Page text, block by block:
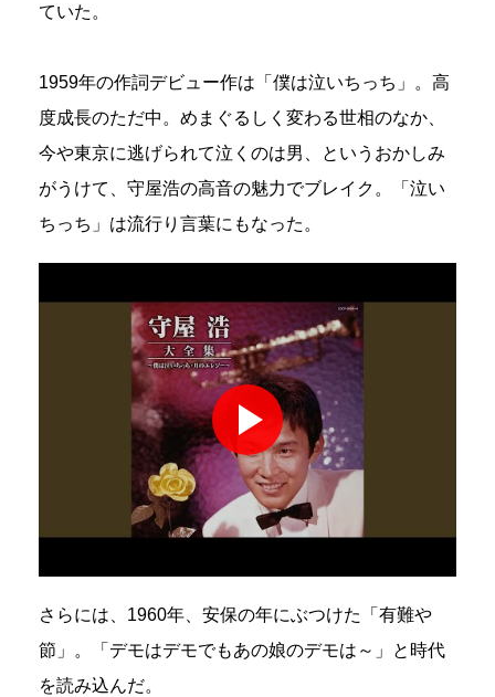
ていた。
1959年の作詞デビュー作は「僕は泣いちっち」。高
度成長のただ中。めまぐるしく変わる世相のなか、
今や東京に逃げられて泣くのは男、というおかしみ
がうけて、守屋浩の高音の魅力でブレイク。「泣い
ちっち」は流行り言葉にもなった。
さらには、1960年、安保の年にぶつけた「有難や
節」。「デモはデモでもあの娘のデモは～」と時代
を読み込んだ。